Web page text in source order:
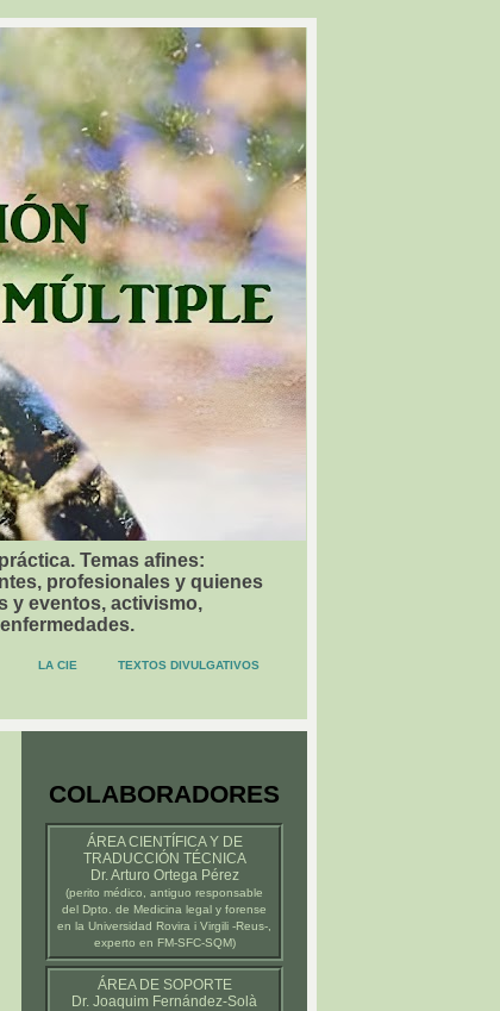
Temas afines:
profesionales y quienes
y eventos, activismo,
LA CIE TEXTOS DIVULGATIVOS
COLABORADORES
ÁREA CIENTÍFICA Y DE
TRADUCCIÓN TÉCNICA
Dr. Arturo Ortega Pérez
(perito médico , antiguo responsable
del Dpto. de Medicina legal y forense
en la Universidad Rovira i Virgili -Reus-
experto en FM-SFC-SQM)
ÁREA DE SOPORTE
Dr. Joaquim Fernández-Solà